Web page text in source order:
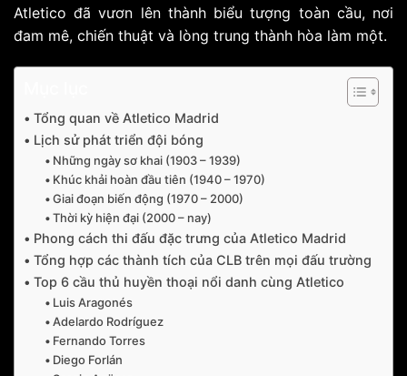
Atletico đã vươn lên thành biểu tượng toàn cầu, nơi
đam mê, chiến thuật và lòng trung thành hòa làm một.
Tổng quan về Atletico Madrid
Lịch sử phát triển đội bóng
Những ngày sơ khai (1903 – 1939)
Khúc khải hoàn đầu tiên (1940 – 1970)
Giai đoạn biến động (1970 – 2000)
Thời kỳ hiện đại (2000 – nay)
Phong cách thi đấu đặc trưng của Atletico Madrid
Tổng hợp các thành tích của CLB trên mọi đấu trường
Top 6 cầu thủ huyền thoại nổi danh cùng Atletico
Luis Aragonés
Adelardo Rodríguez
Fernando Torres
Diego Forlán